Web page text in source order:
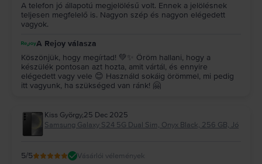
A telefon jó állapotú megjelölésű volt. Ennek a jelölésnek
teljesen megfelelő is. Nagyon szép és nagyon elégedett
vagyok.
A Rejoy válasza
Köszönjük, hogy megírtad! 💚✨ Öröm hallani, hogy a
készülék pontosan azt hozta, amit vártál, és ennyire
elégedett vagy vele 😊 Használd sokáig örömmel, mi pedig
itt vagyunk, ha szükséged van ránk! 🤗
Kiss György,25 Dec 2025
Samsung Galaxy S24 5G Dual Sim, Onyx Black, 256 GB, Jó
5/5 Vásárlói vélemények